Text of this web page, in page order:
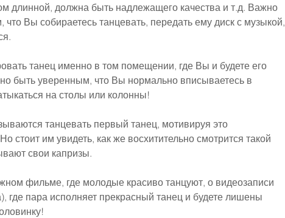
длинной, должна быть надлежащего качества и т.д. Важно
Вы собираетесь танцевать, передать ему диск с музыкой,
танец именно в том помещении, где Вы и будете его
быть уверенным, что Вы нормально вписываетесь в
на столы или колонны!
танцевать первый танец, мотивируя это
стоит им увидеть, как же восхитительно смотрится такой
свои капризы.
фильме, где молодые красиво танцуют, о видеозаписи
где пара исполняет прекрасный танец и будете лишены